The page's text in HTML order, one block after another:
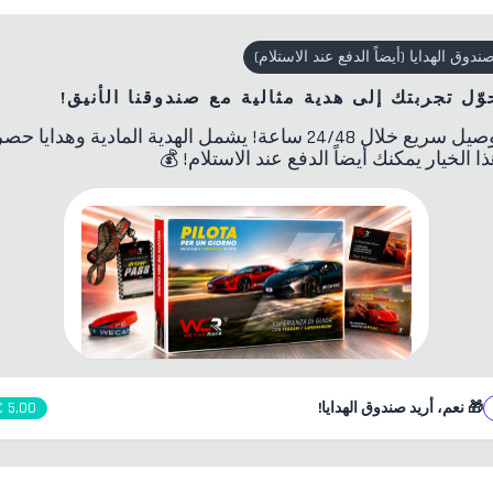
الهدايا (أيضاً الدفع عند الاستلام)
تجربتك إلى هدية مثالية مع صندوقنا الأنيق!
توصيل سريع خلال 24/48 ساعة! يشمل الهدية المادية وهدايا
الخيار يمكنك أيضاً الدفع عند الاستلام! 💰
🎁نعم، أريد صندوق الهدايا! 5,00 €